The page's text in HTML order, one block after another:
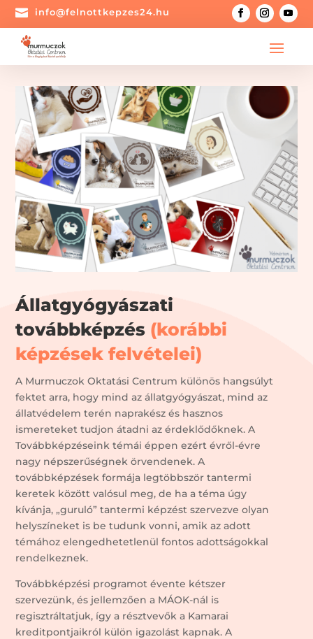
 info@felnottkepzes24.hu
Állatgyógyászati
továbbképzés (korábbi
képzések felvételei)
A Murmuczok Oktatási Centrum különös hangsúlyt
fektet arra, hogy mind az állatgyógyászat, mind az
állatvédelem terén naprakész és hasznos
ismereteket tudjon átadni az érdeklődőknek. A
Továbbképzéseink témái éppen ezért évről-évre
nagy népszerűségnek örvendenek. A
továbbképzések formája legtöbbször tantermi
keretek között valósul meg, de ha a téma úgy
kívánja, „guruló” tantermi képzést szervezve olyan
helyszíneket is be tudunk vonni, amik az adott
témához elengedhetetlenül fontos adottságokkal
rendelkeznek.
Továbbképzési programot évente kétszer
szervezünk, és jellemzően a MÁOK-nál is
regisztráltatjuk, így a résztvevők a Kamarai
kreditpontjaikról külön igazolást kapnak. A